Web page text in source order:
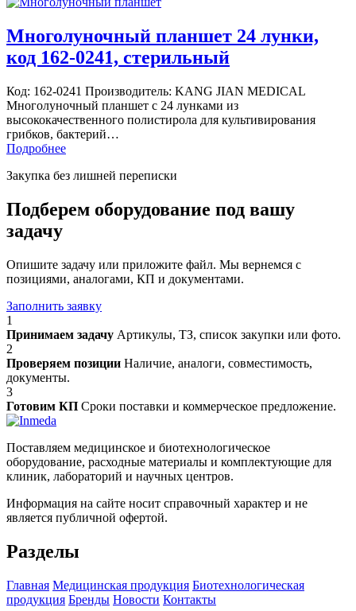
Многолуночный планшет 24 лунки,
код 162-0241, стерильный
Код: 162-0241 Производитель: KANG JIAN MEDICAL
Многолуночный планшет с 24 лунками из
высококачественного полистирола для культивирования
грибков, бактерий…
Подробнее
Закупка без лишней переписки
Подберем оборудование под вашу
задачу
Опишите задачу или приложите файл. Мы вернемся с
позициями, аналогами, КП и документами.
Заполнить заявку
1
Принимаем задачу Артикулы, ТЗ, список закупки или фото.
2
Проверяем позиции Наличие, аналоги, совместимость,
документы.
3
Готовим КП Сроки поставки и коммерческое предложение.
Поставляем медицинское и биотехнологическое
оборудование, расходные материалы и комплектующие для
клиник, лабораторий и научных центров.
Информация на сайте носит справочный характер и не
является публичной офертой.
Разделы
Главная Медицинская продукция Биотехнологическая
продукция Бренды Новости Контакты